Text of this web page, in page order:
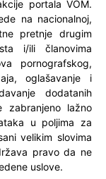
portala VOM.
na nacionalnoj,
pretnje drugim
i/ili članovima
pornografskog,
oglašavanje i
dodatanih
zabranjeno lažno
u poljima za
velikim slovima
pravo da ne
uslove.